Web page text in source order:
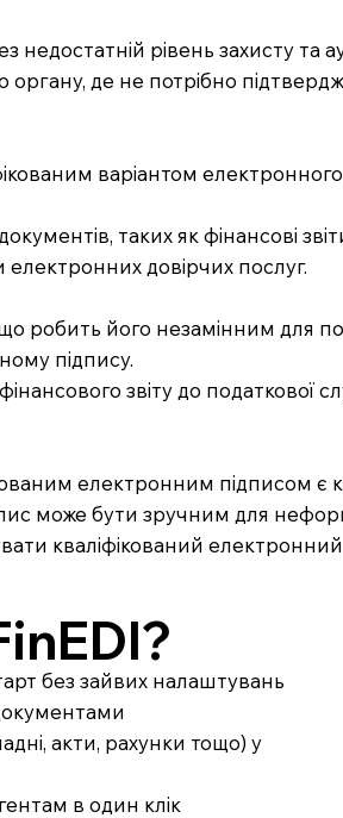
рівень захисту та
де не потрібно
варіантом
таких як фінансові
довірчих послуг.
робить його незамінним для
підпису.
звіту до податкової
електронним
може бути зручним для
кваліфікований
без зайвих налаштувань
акти, рахунки тощо) у
в один клік